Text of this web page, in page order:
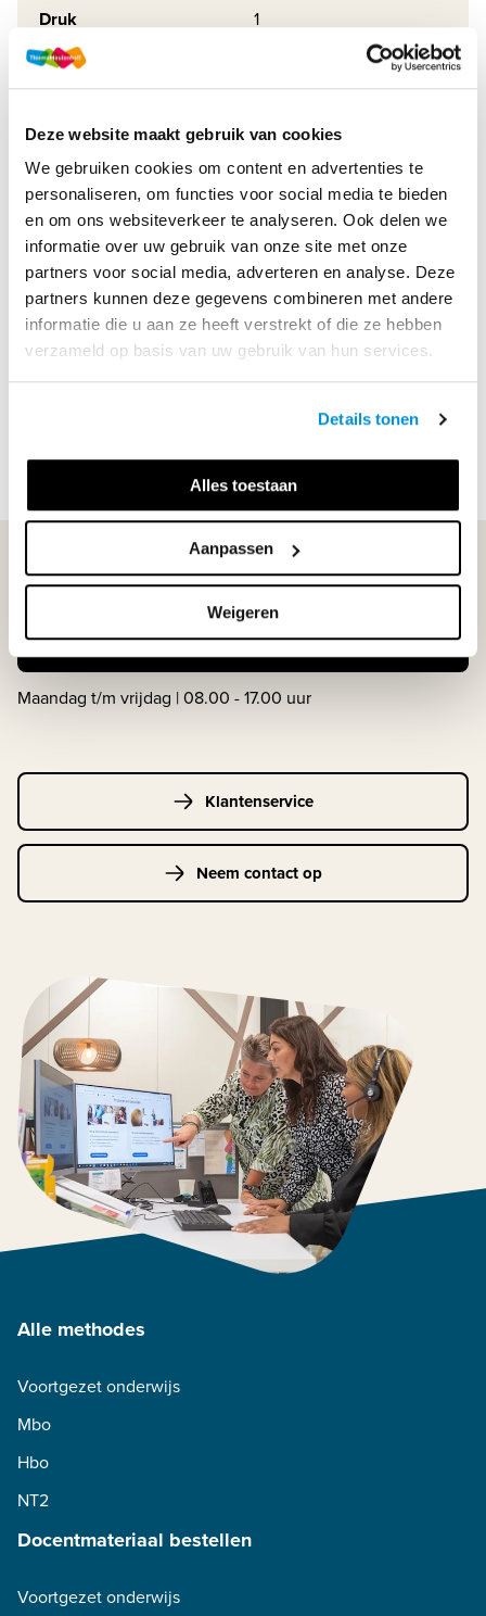
Deze website maakt gebruik van cookies
We gebruiken cookies om content en advertenties te
personaliseren, om functies voor social media te bieden
en om ons websiteverkeer te analyseren. Ook delen we
informatie over uw gebruik van onze site met onze
partners voor social media, adverteren en analyse. Deze
partners kunnen deze gegevens combineren met andere
informatie die u aan ze heeft verstrekt of die ze hebben
verzameld op basis van uw gebruik van hun services.
Details tonen
Alles toestaan
Aanpassen
Weigeren
Druk
1
Methode
Soort uitgave
Examenfonds
ISBN
9789006154696
Productbeschrijving
Dit krijg je bij het Voordeelpakket vmbo-k Nederlands:
1. Examenbundel vmbo-k Nederlands, om te oefenen met
losse teksten of met hele examens;
2. uitgebreide uitleg van docenten en vake...
Lees meer
WIJ STAAN VOOR JE KLAAR!
033-4483000
Maandag t/m vrijdag | 08.00 - 17.00 uur
Klantenservice
Neem contact op
Alle methodes
Voortgezet onderwijs
Mbo
Hbo
NT2
Docentmateriaal bestellen
Voortgezet onderwijs